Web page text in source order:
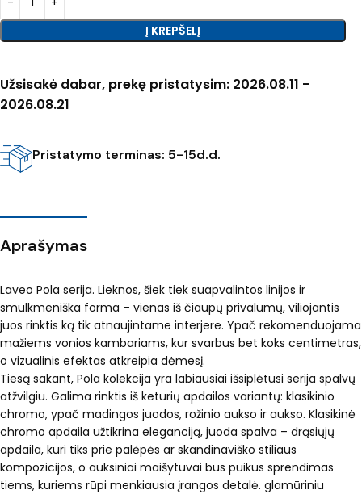
Į KREPŠELĮ
Užsisakė dabar, prekę pristatysim: 2026.08.11 -
2026.08.21
Pristatymo terminas: 5-15d.d.
Aprašymas
Laveo Pola serija. Lieknos, šiek tiek suapvalintos linijos ir
smulkmeniška forma – vienas iš čiaupų privalumų, viliojantis
juos rinktis ką tik atnaujintame interjere. Ypač rekomenduojama
mažiems vonios kambariams, kur svarbus bet koks centimetras,
o vizualinis efektas atkreipia dėmesį.
Tiesą sakant, Pola kolekcija yra labiausiai išsiplėtusi serija spalvų
atžvilgiu. Galima rinktis iš keturių apdailos variantų: klasikinio
chromo, ypač madingos juodos, rožinio aukso ir aukso. Klasikinė
chromo apdaila užtikrina eleganciją, juoda spalva – drąsiųjų
apdaila, kuri tiks prie palėpės ar skandinaviško stiliaus
kompozicijos, o auksiniai maišytuvai bus puikus sprendimas
tiems, kuriems rūpi menkiausia įrangos detalė. glamūriniu